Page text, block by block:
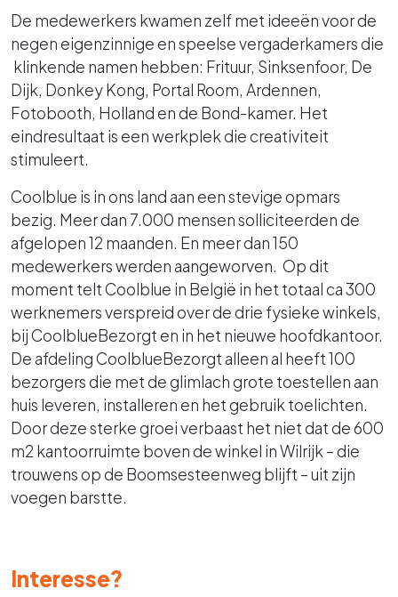
De medewerkers kwamen zelf met ideeën voor de
negen eigenzinnige en speelse vergaderkamers die
klinkende namen hebben: Frituur, Sinksenfoor, De
Dijk, Donkey Kong, Portal Room, Ardennen,
Fotobooth, Holland en de Bond-kamer. Het
eindresultaat is een werkplek die creativiteit
stimuleert.
Coolblue is in ons land aan een stevige opmars
bezig. Meer dan 7.000 mensen solliciteerden de
afgelopen 12 maanden. En meer dan 150
medewerkers werden aangeworven. Op dit
moment telt Coolblue in België in het totaal ca 300
werknemers verspreid over de drie fysieke winkels,
bij CoolblueBezorgt en in het nieuwe hoofdkantoor.
De afdeling CoolblueBezorgt alleen al heeft 100
bezorgers die met de glimlach grote toestellen aan
huis leveren, installeren en het gebruik toelichten.
Door deze sterke groei verbaast het niet dat de 600
m2 kantoorruimte boven de winkel in Wilrijk – die
trouwens op de Boomsesteenweg blijft – uit zijn
voegen barstte.
Interesse?